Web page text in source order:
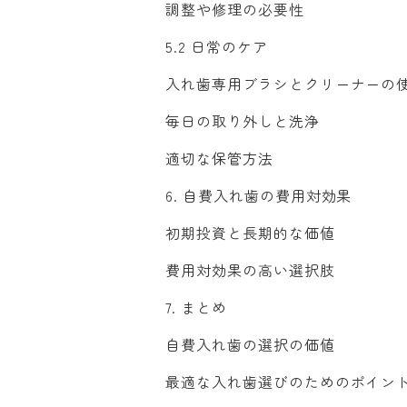
調整や修理の必要性
5.2 日常のケア
入れ歯専用ブラシとクリーナーの
毎日の取り外しと洗浄
適切な保管方法
6. 自費入れ歯の費用対効果
初期投資と長期的な価値
費用対効果の高い選択肢
7. まとめ
自費入れ歯の選択の価値
最適な入れ歯選びのためのポイン